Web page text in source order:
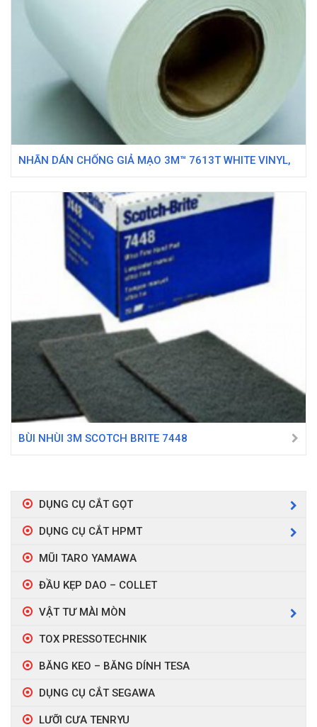
NHÃN DÁN CHỐNG GIẢ MẠO 3M™ 7613T WHITE VINYL,
BÙI NHÙI 3M SCOTCH BRITE 7448
DỤNG CỤ CẮT GỌT
DỤNG CỤ CẮT HPMT
MŨI TARO YAMAWA
ĐẦU KẸP DAO – COLLET
VẬT TƯ MÀI MÒN
TOX PRESSOTECHNIK
BĂNG KEO – BĂNG DÍNH TESA
DỤNG CỤ CẮT SEGAWA
LƯỠI CƯA TENRYU